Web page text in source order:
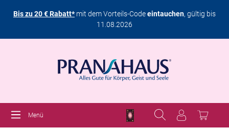
Bis zu 20 € Rabatt*mit dem Vorteils-Codeeintauchen, gültig bis
11.08.2026
Menü